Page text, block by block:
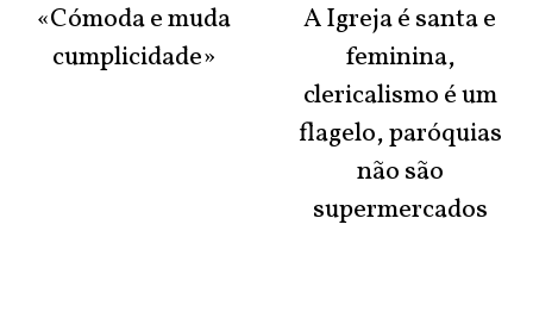
«Cómoda e muda
cumplicidade»
A Igreja é santa e
feminina,
clericalismo é um
flagelo, paróquias
não são
supermercados